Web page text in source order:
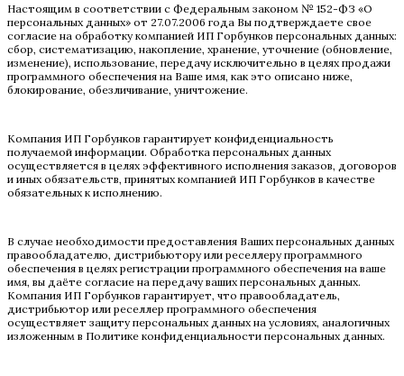
Настоящим в соответствии с Федеральным законом № 152-ФЗ «О
персональных данных» от 27.07.2006 года Вы подтверждаете свое
согласие на обработку компанией ИП Горбунков персональных данных:
сбор, систематизацию, накопление, хранение, уточнение (обновление,
изменение), использование, передачу исключительно в целях продажи
программного обеспечения на Ваше имя, как это описано ниже,
блокирование, обезличивание, уничтожение.
Компания ИП Горбунков гарантирует конфиденциальность
получаемой информации. Обработка персональных данных
осуществляется в целях эффективного исполнения заказов, договоров
и иных обязательств, принятых компанией ИП Горбунков в качестве
обязательных к исполнению.
В случае необходимости предоставления Ваших персональных данных
правообладателю, дистрибьютору или реселлеру программного
обеспечения в целях регистрации программного обеспечения на ваше
имя, вы даёте согласие на передачу ваших персональных данных.
Компания ИП Горбунков гарантирует, что правообладатель,
дистрибьютор или реселлер программного обеспечения
осуществляет защиту персональных данных на условиях, аналогичных
изложенным в Политике конфиденциальности персональных данных.